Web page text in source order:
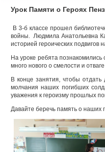
Урок Памяти о Героях
В 3-б классе прошел
войны. Людмила Анатольевна
историей героических
На уроке ребята
много нового о смелости и
В конце занятия, чтобы
молчания наших погибших
уважения к героизму прошлых
Давайте беречь память о наших